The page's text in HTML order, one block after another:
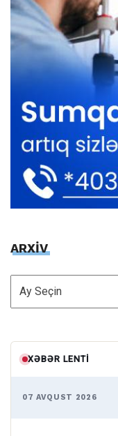
ARXİV
ARXİV
XƏBƏR LENTI
07 AVQUST 2026